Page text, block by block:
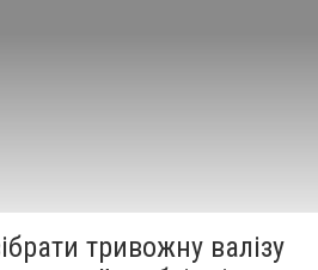
тривожну валізу